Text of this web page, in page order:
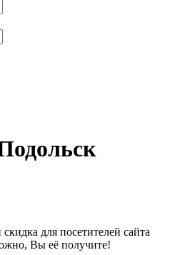
скидка для посетителей сайта
Вы её получите!